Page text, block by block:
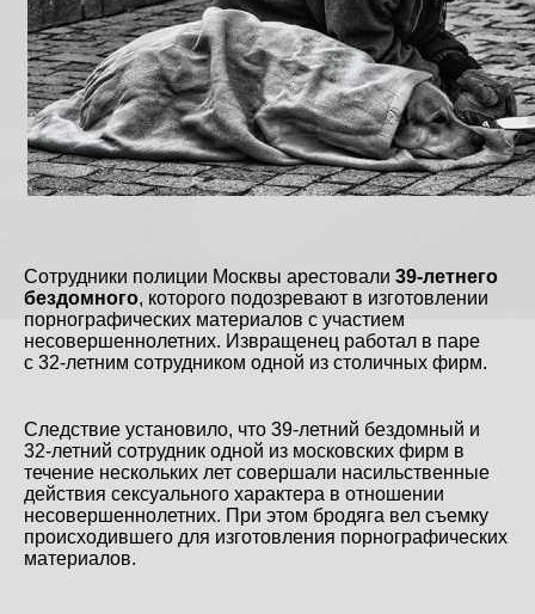
Сотрудники полиции Москвы арестовали 39-летнего
бездомного, которого подозревают в изготовлении
порнографических материалов с участием
несовершеннолетних. Извращенец работал в паре
с 32-летним сотрудником одной из столичных фирм.
Следствие установило, что 39-летний бездомный и
32-летний сотрудник одной из московских фирм в
течение нескольких лет совершали насильственные
действия сексуального характера в отношении
несовершеннолетних. При этом бродяга вел съемку
происходившего для изготовления порнографических
материалов.